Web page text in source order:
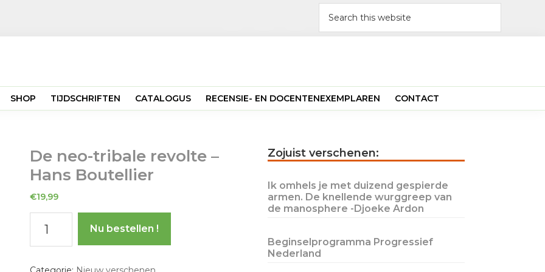
this
website
SHOP TIJDSCHRIFTEN CATALOGUS RECENSIE- EN DOCENTENEXEMPLAREN CONTACT
De neo-tribale revolte –
Hans Boutellier
€19,99
neo-
tribale
Nu bestellen !
Primary
Zojuist verschenen:
Ik omhels je met duizend gespierde
armen. De knellende wurggreep van
de manosphere -Djoeke Ardon
Beginselprogramma Progressief
Nederland